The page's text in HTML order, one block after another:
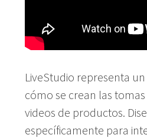
LiveStudio representa
cómo se crean las
videos de productos.
específicamente para